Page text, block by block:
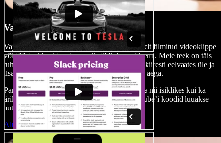
Varustatud meediateek
Vajad kvaliteetseid stock-pilte, professionaalselt filmitud videoklippe
või tööstusklassi taustamuusikat? Pole probleemi. Meie teek on täis
tuhandeid litsentsivabu materjale. Vaata need kiiresti eelvaates üle ja
lisa ühe klikiga oma projekti — säästad tunde aega.
Parim osa: kõik meie materjalid on sulle tasuta nii isiklikes kui ka
ärilistes projektides kasutamiseks. Isegi YouTube’i koodid luuakse
automaatselt.
Alusta